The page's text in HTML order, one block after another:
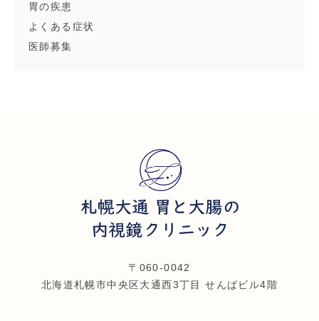
胃の疾患
よくある症状
医師募集
〒060-0042
北海道札幌市中央区大通西3丁目 せんばビル4階